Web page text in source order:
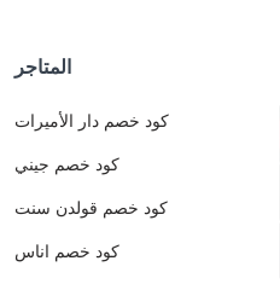
المتاجر
كود خصم دار الأميرات
كود خصم جيني
كود خصم قولدن سنت
كود خصم اناس